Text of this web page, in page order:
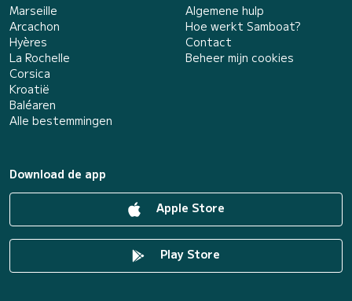
Marseille
Arcachon
Hyères
La Rochelle
Corsica
Kroatië
Baléaren
Alle bestemmingen
Algemene hulp
Hoe werkt Samboat?
Contact
Beheer mijn cookies
Download de app
Apple Store
Play Store